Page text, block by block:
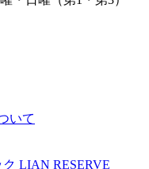
いて